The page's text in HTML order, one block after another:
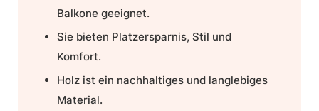
Balkone geeignet.
Sie bieten Platzersparnis, Stil und
Komfort.
Holz ist ein nachhaltiges und langlebiges
Material.